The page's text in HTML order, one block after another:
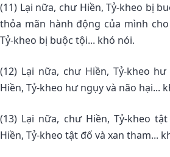
(11) Lại nữa, chư Hiền, Tỷ-kheo bị
thỏa mãn hành động của mình
Tỷ-kheo bị buộc tội... khó nói.
(12) Lại nữa, chư Hiền, Tỷ-kheo
Hiền, Tỷ-kheo hư ngụy và não hại...
(13) Lại nữa, chư Hiền, Tỷ-kheo
Hiền, Tỷ-kheo tật đố và xan tham...